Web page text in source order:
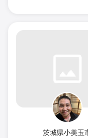
茨城県小美玉